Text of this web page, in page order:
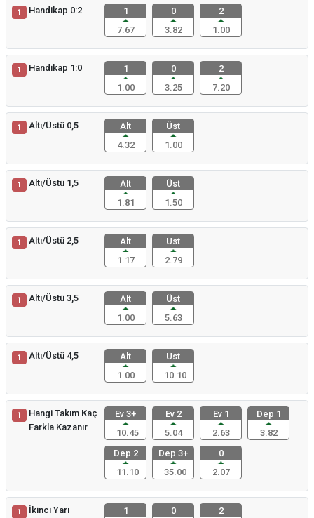
1 Handikap 0:2
1
7.67
0
3.82
2
1.00
1 Handikap 1:0
1
1.00
0
3.25
2
7.20
1 Altı/Üstü 0,5
Alt
4.32
Üst
1.00
1 Altı/Üstü 1,5
Alt
1.81
Üst
1.50
1 Altı/Üstü 2,5
Alt
1.17
Üst
2.79
1 Altı/Üstü 3,5
Alt
1.00
Üst
5.63
1 Altı/Üstü 4,5
Alt
1.00
Üst
10.10
1
Hangi Takım Kaç
Farkla Kazanır
Ev 3+
10.45
Ev 2
5.04
Ev 1
2.63
Dep 1
3.82
Dep 2
11.10
Dep 3+
35.00
0
2.07
1
İkinci Yarı
1
0
2